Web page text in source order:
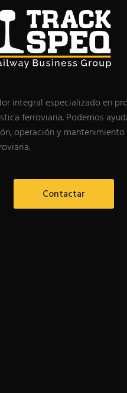
integral especializado en
ferroviaria. Podemos
operación y
Contactar